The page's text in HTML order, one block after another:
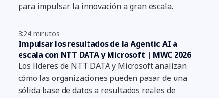
para impulsar la innovación a gran escala.
3:24 minutos
Impulsar los resultados de la Agentic AI a
escala con NTT DATA y Microsoft | MWC 2026
Los líderes de NTT DATA y Microsoft analizan
cómo las organizaciones pueden pasar de una
sólida base de datos a resultados reales de